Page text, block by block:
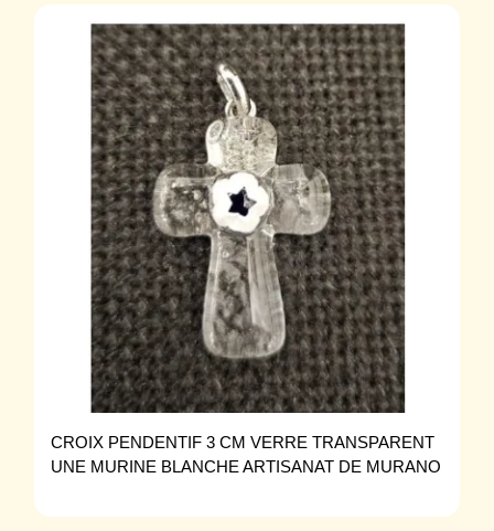
CROIX PENDENTIF 3 CM VERRE TRANSPARENT
UNE MURINE BLANCHE ARTISANAT DE MURANO